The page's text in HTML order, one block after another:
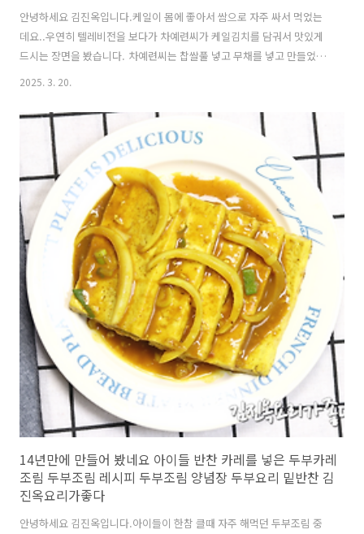
안녕하세요 김진옥입니다.케일이 몸에 좋아서 쌈으로 자주 싸서 먹었는
데요..우연히 텔레비전을 보다가 차예련씨가 케일김치를 담궈서 맛있게
드시는 장면을 봤습니다. 차예련씨는 찹쌀풀 넣고 무채를 넣고 만들었던
데요..저는 저만의 방식으로 간단하게 깻잎김치처럼 만들어봤습니다.세
보면...좀 뻣뻣하거나..쓴맛때문에 못 먹을때도 있잖아요~~그런데 케일
김치는 쓴맛도 없고 부드러운것이 어르신들께 만들어 드리면 너무 좋겠
다...생각되는 김치입니다. https://youtu.be/05TKJwKhOdE?
si=2zx2q7xAcU8q8_VW말로하는 자세한 레시피는 위 영상을 클릭하세
요!!! 재료:케일50장(작을때는 60장). 양파1개(클때는 2/3개). 홍고추2..
2025. 3. 20.
14년만에 만들어 봤네요 아이들 반찬 카레를 넣은 두부카레
조림 두부조림 레시피 두부조림 양념장 두부요리 밑반찬 김
진옥요리가좋다
안녕하세요 김진옥입니다.아이들이 한참 클때 자주 해먹던 두부조림 중